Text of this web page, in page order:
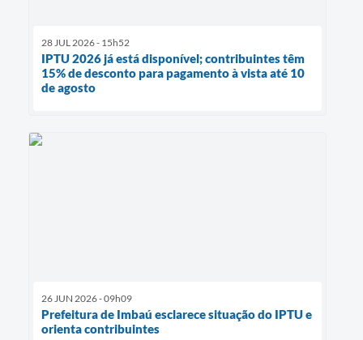
28 JUL 2026 - 15h52
IPTU 2026 já está disponível; contribuintes têm
15% de desconto para pagamento à vista até 10
de agosto
26 JUN 2026 - 09h09
Prefeitura de Imbaú esclarece situação do IPTU e
orienta contribuintes